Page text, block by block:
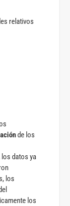
relativos
de los
datos ya
los
los